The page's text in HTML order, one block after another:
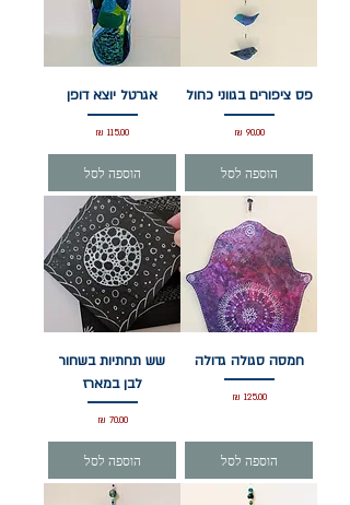
פס ציפורים בגווני כחול
מחיר‏90.00 ‏₪
הוספה לסל
אגרטל יוצא דופן
מחיר
הוספה לסל
חמסה סגולה גדולה
מחיר‏125.00 ‏₪
הוספה לסל
שש תחתיות בשחור
לבן במארז
מחיר‏70.00 ‏₪
הוספה לסל